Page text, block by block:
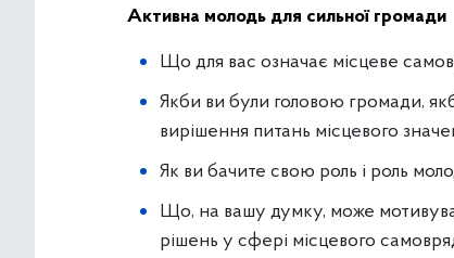
Активна молодь для сильної громади
Що для вас означає місцеве
Якби ви були головою громади,
вирішення питань місцевого
Як ви бачите свою роль і роль
Що, на вашу думку, може
рішень у сфері місцевого